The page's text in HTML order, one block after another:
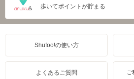
歩いてポイントが貯まる
Shufoo!の使い方
よくあるご質問 ご